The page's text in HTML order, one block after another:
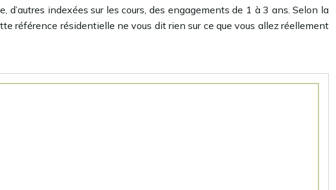
indexées sur les cours, des engagements de 1 à 3 ans. Selon la
référence résidentielle ne vous dit rien sur ce que vous allez réellement